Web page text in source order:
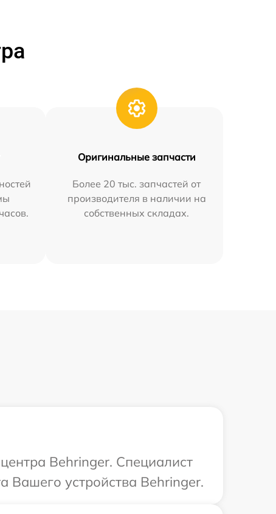
Оригинальные запчасти
Более 20 тыс. запчастей от
производителя в наличии на
собственных складах.
Behringer. Специалист
Вашего устройства Behringer.